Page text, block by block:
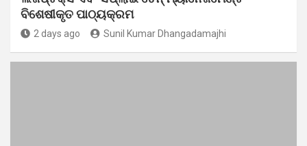
ବିଶେଷୀକୃତ ପାଠ୍ୟକ୍ରମ
2 days ago Sunil Kumar Dhangadamajhi